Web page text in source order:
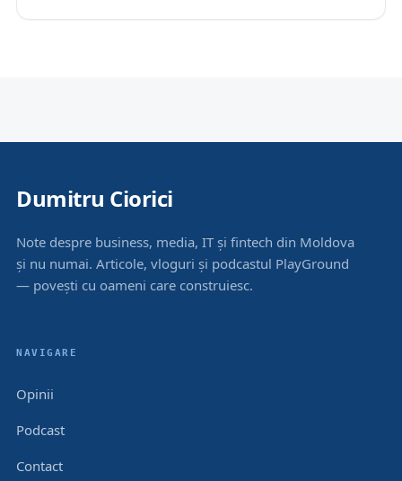
Dumitru Ciorici
Note despre business, media, IT și fintech din Moldova
și nu numai. Articole, vloguri și podcastul PlayGround
— povești cu oameni care construiesc.
NAVIGARE
Opinii
Podcast
Contact